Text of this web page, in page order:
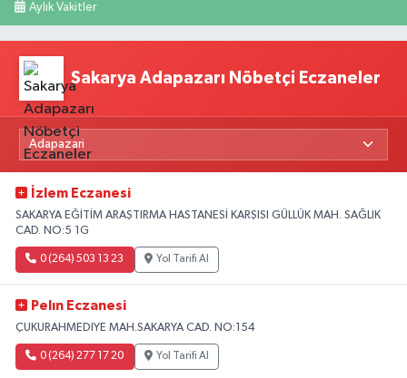
Aylık Vakitler
Sakarya Adapazarı Nöbetçi Eczaneler
İzlem Eczanesi
SAKARYA EĞİTİM ARAŞTIRMA HASTANESİ KARŞISI GÜLLÜK MAH. SAĞLIK
CAD. NO:5 1G
0 (264) 503 13 23 Yol Tarifi Al
Pelın Eczanesi
ÇUKURAHMEDIYE MAH.SAKARYA CAD. NO:154
0 (264) 277 17 20 Yol Tarifi Al